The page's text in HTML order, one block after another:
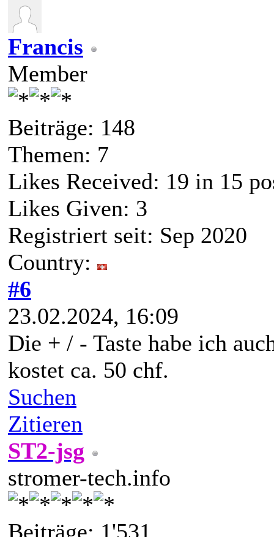
Francis
Member
Beiträge: 148
Themen: 7
Likes Received: 19 in 15
Likes Given: 3
Registriert seit: Sep 2020
Country:
#6
23.02.2024, 16:09
Die + / - Taste habe ich
kostet ca. 50 chf.
Suchen
Zitieren
ST2-jsg
stromer-tech.info
Beiträge: 1'531